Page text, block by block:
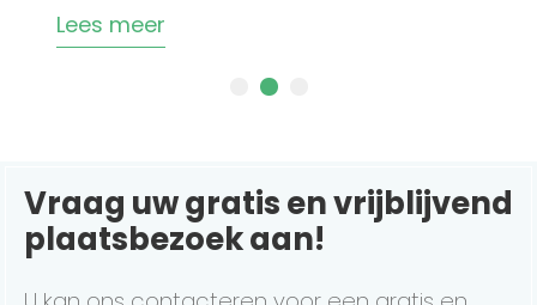
Lees meer
Vraag uw gratis en vrijblijvend
plaatsbezoek aan!